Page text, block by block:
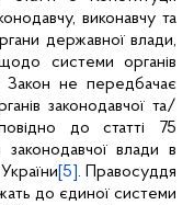
виконавчу та
державної влади,
системи органів
Закон не передбачає
законодавчої та/
до статті 75
влади в
[5] . Правосуддя
до єдиної системи